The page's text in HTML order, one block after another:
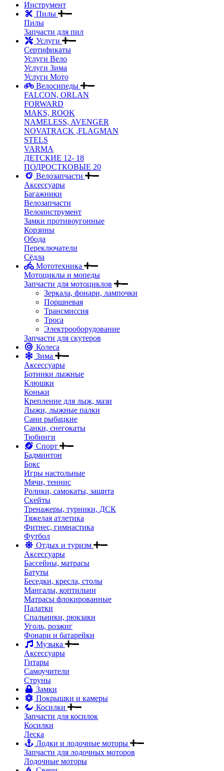
Инструмент
Пилы
Пилы
Запчасти для пил
Услуги
Сертификаты
Услуги Вело
Услуги Зима
Услуги Мото
Велосипеды
FALCON, ORLAN
FORWARD
MAKS, ROOK
NAMELESS, AVENGER
NOVATRACK ,FLAGMAN
STELS
VARMA
ДЕТСКИЕ 12- 18
ПОДРОСТКОВЫЕ 20
Велозапчасти
Аксессуары
Багажники
Велозапчасти
Велоинструмент
Замки противоугонные
Корзины
Обода
Переключатели
Сёдла
Мототехника
Мотоциклы и мопеды
Запчасти для мотоциклов
Зеркала, фонари, лампочки
Поршневая
Трансмиссия
Троса
Электрооборудование
Запчасти для скутеров
Колеса
Зима
Аксессуары
Ботинки лыжные
Клюшки
Коньки
Крепление для лыж, мази
Лыжи, лыжные палки
Сани рыбацкие
Санки, снегокаты
Тюбинги
Спорт
Бадминтон
Бокс
Игры настольные
Мячи, теннис
Ролики, самокаты, защита
Скейты
Тренажеры, турники, ДСК
Тяжелая атлетика
Фитнес, гимнастика
Футбол
Отдых и туризм
Аксессуары
Бассейны, матрасы
Батуты
Беседки, кресла, столы
Мангалы, коптильни
Матрасы флокированные
Палатки
Спальники, рюкзаки
Уголь, розжиг
Фонари и батарейки
Музыка
Аксессуары
Гитары
Самоучители
Струны
Замки
Покрышки и камеры
Косилки
Запчасти для косилок
Косилки
Леска
Лодки и лодочные моторы
Запчасти для лодочных моторов
Лодочные моторы